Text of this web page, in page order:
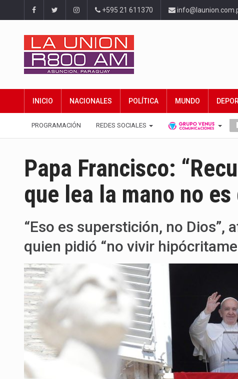
+595 21 611370
INICIO NACIONALES POLÍTICA MUNDO
PROGRAMACIÓN REDES SOCIALES
Papa Francisco:
que lea la mano no
“Eso es superstición, no Dios”,
quien pidió “no vivir